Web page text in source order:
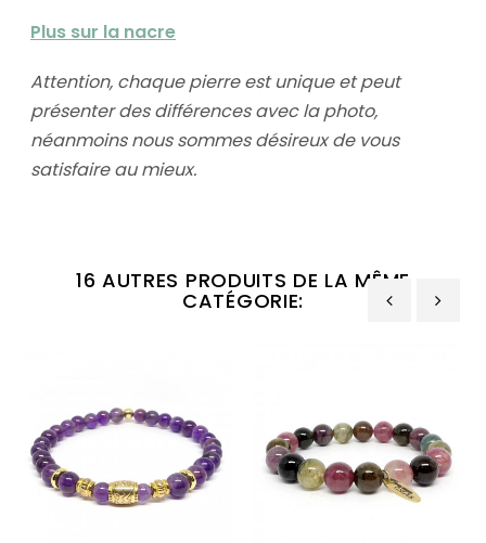
Plus sur la nacre
Attention, chaque pierre est unique et peut
présenter des différences avec la photo,
néanmoins nous sommes désireux de vous
satisfaire au mieux.
16 AUTRES PRODUITS DE LA MÊME
CATÉGORIE: